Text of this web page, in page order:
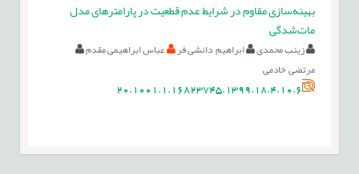
بهینه‌سازی مقاوم در شرایط عدم قطعیت در پارامترهای مدل
مات‌شدگی
زینب محمدی ابراهیم دانشی فر
عباس ابراهیمی مقدم
مرتضی خادمی
20.1001.1.16823745.1399.18.4.10.6